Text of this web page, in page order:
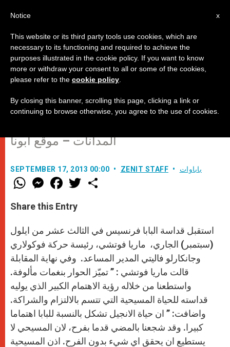
قداسة البابا يجتمع مع رئيسة حركة
فوكولاري ماريا فوتشي
المدانات – موقع أبونا
SEPTEMBER 17, 2013 00:00 ZENIT STAFF باباوات
W
h
t
s
p
p
M
e
s
e
e
r
F
a
e
b
k
w
r
Share this Entry
استقبل قداسة البابا فرنسيس في الثالث عشر من ايلول
(سبتمبر) الجاري، ماريا فوتشي، رئيسة حركة فوكولاري
وجانكارلو فاليتي المدير المساعد. وفي نهاية المقابلة
قالت ماريا فوتشي : ” تميّز الحوار بنغمات مألوفة.
واستطعنا من خلاله رؤية الاهتمام الكبير الذي يوليه
قداسته للحياة المسيحية التي تتسم بالالتزام والشراكة.
واضافت: ” ان حياة الانجيل تشكل بالنسبة للبابا اهتماما
كبيرا. وقد شجعنا بالمضي قدما بفرح، لان المسيحي لا
يستطيع ان يحقق اي شيء بدون الفرح. اذن المسيحية
x
Notice
This website or its third party tools use cookies, which are
necessary to its functioning and required to achieve the
purposes illustrated in the cookie policy. If you want to know
more or withdraw your consent to all or some of the cookies,
please refer to the cookie policy
By closing this banner, scrolling this page, clicking a link or
continuing to browse otherwise, you agree to the use of cookies.